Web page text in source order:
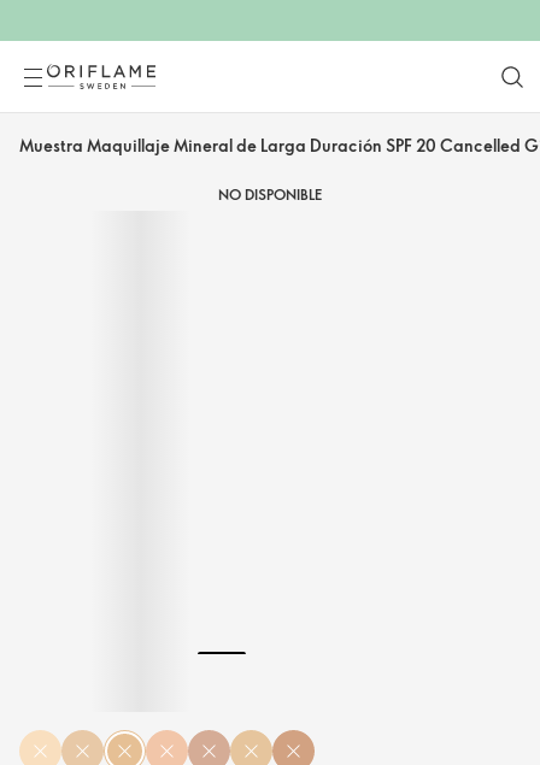
Muestra Maquillaje Mineral de Larga Duración SPF 20 Cancelled
NO DISPONIBLE